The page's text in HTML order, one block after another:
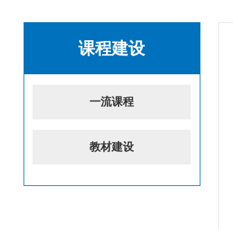
课程建设
一流课程
教材建设